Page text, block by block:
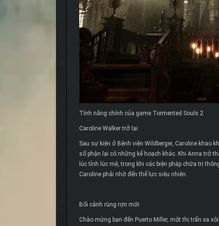
Tính năng chính của game Tormented Souls 2
Caroline Walker trở lại
Sau sự kiện ở Bệnh viện Wildberger, Caroline
số phận lại có những kế hoạch khác. Khi Anna trở
lúc tỉnh lúc mê, trong khi các biện pháp chữa trị
Caroline phải nhờ đến thế lực siêu nhiên.
Bối cảnh rùng rợn mới
Chào mừng bạn đến Puerto Miller, một thị trấn xa